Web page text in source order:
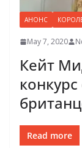
АНОНС
May 7, 2020
Кейт
Read more